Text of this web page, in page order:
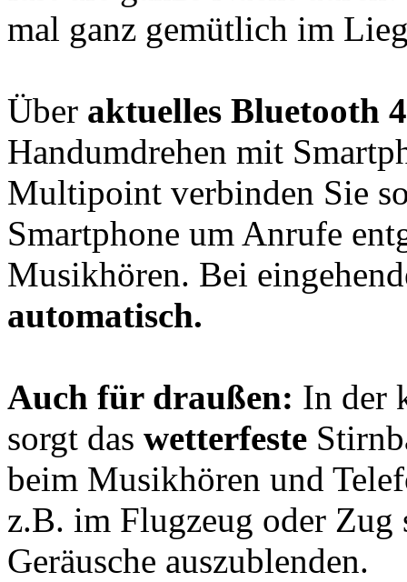
mal ganz gemütlich im
Über aktuelles Bluetooth
Handumdrehen mit
Multipoint verbinden Sie
Smartphone um Anrufe
Musikhören. Bei
automatisch.
Auch für draußen: In der
sorgt das wetterfeste
beim Musikhören und
z.B. im Flugzeug oder Zug
Geräusche auszublenden.